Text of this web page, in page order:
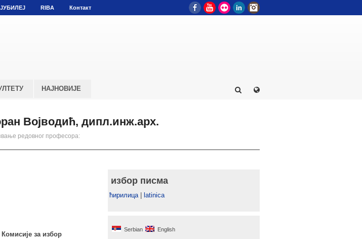
ЈУБИЛЕЈ RIBA Контакт FacebookYouTube
Flickr LinkedIn
НАЈНОВИЈЕ
Војводић, дипл.инж.арх.
редовног професора:
за избор
избор писма
ћирилица| latinica
Serbian English